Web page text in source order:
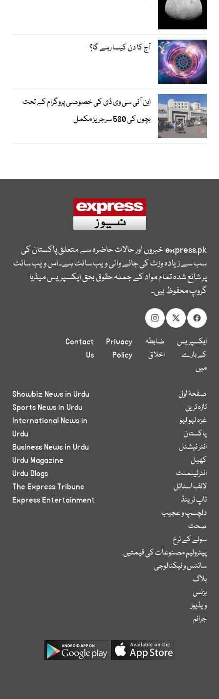
آج کا دن کیسا رہے گا؟
این آئی سی وی ڈی کی خصوصی پروگرام کے تحت
بچوں کی 500 سرجریز مکمل
express.pkخبروں اور حالات حاضرہ سے متعلق پاکستان کی
سب سے زیادہ وزٹ کی جانے والی ویب سائٹ ہے۔ اس ویب سائٹ
پر شائع شدہ تمام مواد کے جملہ حقوق بحق ایکسپریس میڈیا
گروپ محفوظ ہیں۔
ایکسپریس
کے بارے
میں
ضابطہ
اخلاق
Privacy
Policy
Contact
Us
صفحۂ اول
تازہ ترین
غزہ لہو لہو
پاکستان
انٹر نیشنل
کھیل
انٹرٹینمنٹ
لائف اسٹائل
ٹاپ ٹرینڈ
دلچسپ و عجیب
صحت
سونے کے نرخ
پیٹرولیم مصنوعات کی قیمتیں
سائنس و ٹیکنالوجی
بلاگ
بزنس
ویڈیوز
جرائم
Showbiz News in Urdu
Sports News in Urdu
International News in
Urdu
Business News in Urdu
Urdu Magazine
Urdu Blogs
The Express Tribune
Express Entertainment